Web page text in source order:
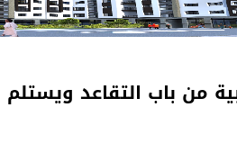
من باب التقاعد